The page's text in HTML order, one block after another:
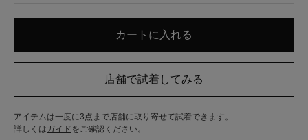
アイテムは一度に3点まで店舗に取り寄せて試着できます。
詳しくはガイド をご確認ください。